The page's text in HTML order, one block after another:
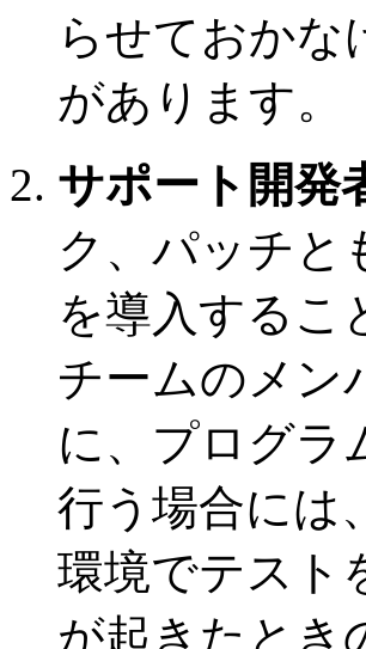
らせておかな
があります。
サポート開発
ク、パッチと
を導入するこ
チームのメン
に、プログラ
行う場合には
環境でテスト
が起きたとき